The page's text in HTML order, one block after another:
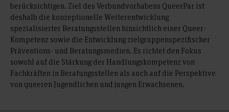
berücksichtigen. Ziel des Verbundvorhabens QueerPar ist
deshalb die konzeptionelle Weiterentwicklung
spezialisierter Beratungsstellen hinsichtlich einer Queer-
Kompetenz sowie die Entwicklung zielgruppenspezifischer
Präventions- und Beratungsmedien. Es richtet den Fokus
sowohl auf die Stärkung der Handlungskompetenz von
Fachkräften in Beratungsstellen als auch auf die Perspektive
von queeren Jugendlichen und jungen Erwachsenen.